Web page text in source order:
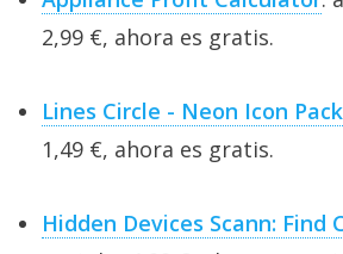
2,99 €, ahora es gratis.
Lines Circle - Neon Icon Pack
1,49 €, ahora es gratis.
Hidden Devices Scann: Find